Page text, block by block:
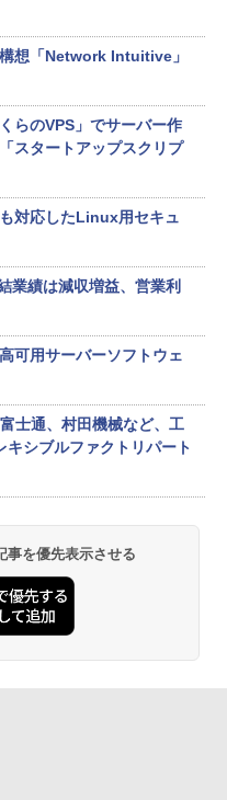
想「Network Intuitive」
らのVPS」でサーバー作
スタートアップスクリプ
対応したLinux用セキュ
業績は減収増益、営業利
可用サーバーソフトウェ
士通、村田機械など、工
シブルファクトリパート
事を優先表示させる